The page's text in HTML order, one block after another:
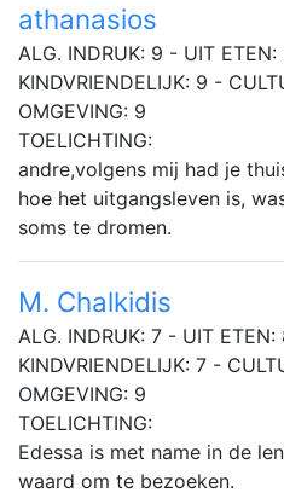
athanasios
ALG. INDRUK: 9 - UIT
KINDVRIENDELIJK: 9 -
OMGEVING: 9
TOELICHTING:
andre,volgens mij had je
hoe het uitgangsleven is,
soms te dromen.
M. Chalkidis
ALG. INDRUK: 7 - UIT
KINDVRIENDELIJK: 7 -
OMGEVING: 9
TOELICHTING:
Edessa is met name in de
waard om te bezoeken.